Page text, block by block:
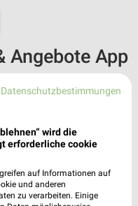
Angebote App
& Android.
neuen Prospekten
planen
SPAREN!
Datenschutzbestimmungen
wird die
erforderliche cookie
auf Informationen auf
und anderen
zu verarbeiten. Einige